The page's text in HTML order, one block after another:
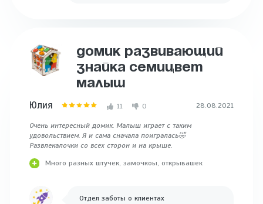
ДОМИК РАЗВИВАЮЩИЙ
ЗНАЙКА СЕМИЦВЕТ
МАЛЫШ
Юлия 11 0 28.08.2021
Очень интересный домик. Малыш играет с таким
удовольствием. Я и сама сначала поигралась🤣
Развлекалочки со всех сторон и на крыше.
Много разных штучек, замочкоы, открывашек
Отдел заботы о клиентах